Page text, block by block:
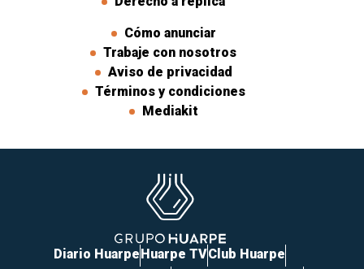
Cómo anunciar
Trabaje con nosotros
Aviso de privacidad
Términos y condiciones
Mediakit
Diario HuarpeHuarpe TVClub Huarpe